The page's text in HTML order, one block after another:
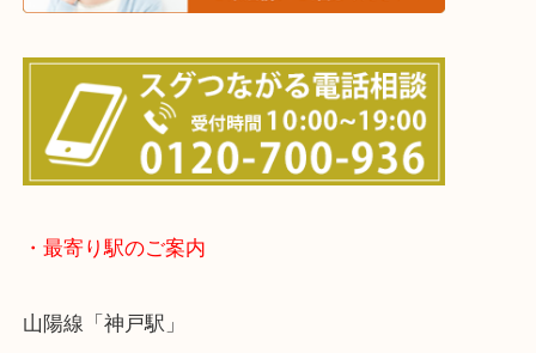
神戸市中央区・長田区・須磨区・神戸市北区
東灘区・灘区・芦屋市・明石市・淡路市